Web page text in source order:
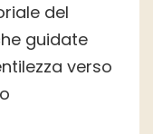
del
guidate
verso